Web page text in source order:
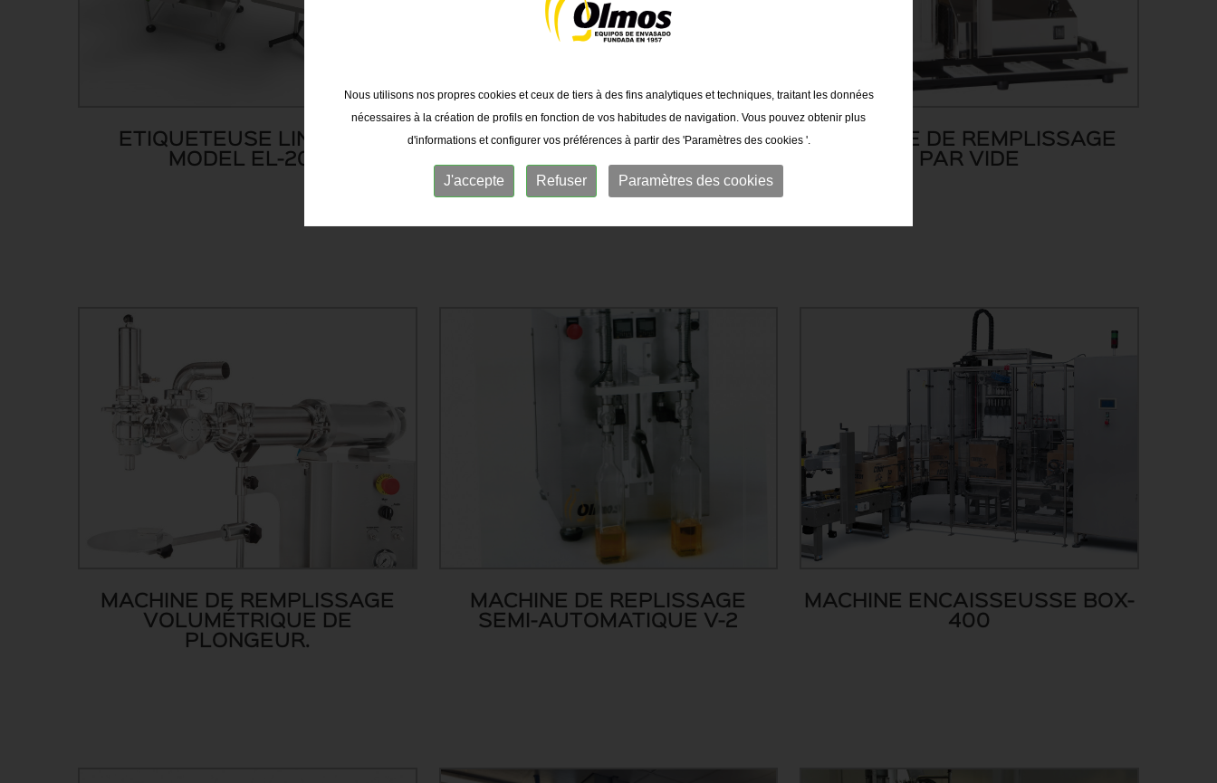
ETIQUETEUSE LINÉAIRE
MODEL EL-200
MACHINE DE REMPLISSAGE
MACHINE DE REMPLISSAGE
PAR VIDE
MACHINE DE REMPLISSAGE
VOLUMÉTRIQUE DE
PLONGEUR.
MACHINE DE REPLISSAGE
SEMI-AUTOMATIQUE V-2
MACHINE ENCAISSEUSSE BOX-
400
Nous utilisons nos propres cookies et ceux de tiers à des fins analytiques et techniques, traitant les données
nécessaires à la création de profils en fonction de vos habitudes de navigation. Vous pouvez obtenir plus
d'informations et configurer vos préférences à partir des 'Paramètres des cookies '.
J'accepte Refuser Paramètres des cookies